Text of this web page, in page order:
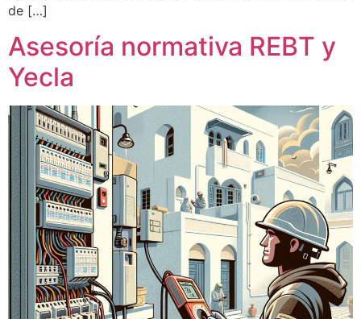
de […]
Asesoría normativa REBT y
Yecla